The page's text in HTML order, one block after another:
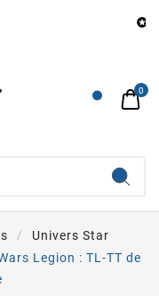

0
Univers Star
Legion : TL-TT de